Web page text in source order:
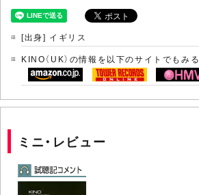
[出身] イギリス
KINO（UK）の情報を以下のサイトでもみる
ミニ・レビュー